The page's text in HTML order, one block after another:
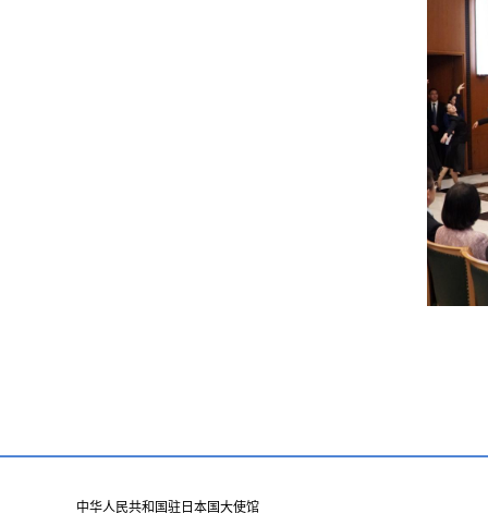
中华人民共和国驻日本国大使馆